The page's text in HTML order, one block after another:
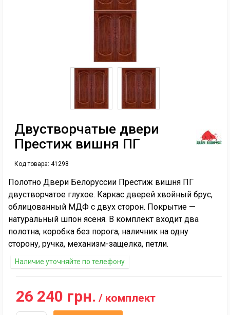
Двустворчатые двери
Престиж вишня ПГ
Код товара: 41298
Полотно Двери Белоруссии Престиж вишня ПГ
двустворчатое глухое. Каркас дверей хвойный брус,
облицованный МДФ с двух сторон. Покрытие —
натуральный шпон ясеня. В комплект входит два
полотна, коробка без порога, наличник на одну
сторону, ручка, механизм-защелка, петли.
Наличие уточняйте по телефону
26 240 грн. / комплект